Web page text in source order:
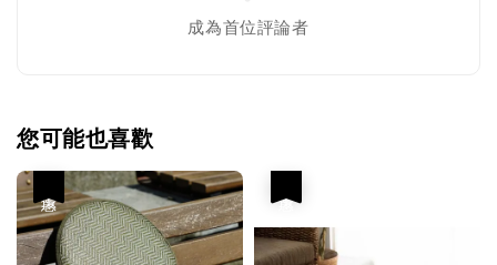
成為首位評論者
您可能也喜歡